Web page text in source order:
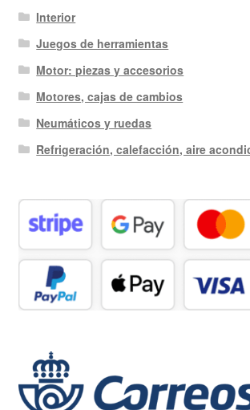
Interior
Juegos de herramientas
Motor: piezas y accesorios
Motores, cajas de cambios
Neumáticos y ruedas
Refrigeración, calefacción, aire